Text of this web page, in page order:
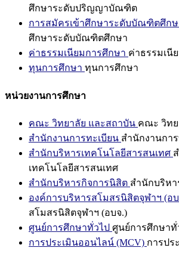
ศึกษาระดับปริญญาบัณฑิต
การสมัครเข้าศึกษาระดับบัณฑิตศึกษ
ศึกษาระดับบัณฑิตศึกษา
ค่าธรรมเนียมการศึกษา ค่าธรรมเนี
ทุนการศึกษา ทุนการศึกษา
หน่วยงานการศึกษา
คณะ วิทยาลัย และสถาบัน คณะ วิท
สำนักงานการทะเบียน สำนักงานกา
สำนักบริหารเทคโนโลยีสารสนเทศ
เทคโนโลยีสารสนเทศ
สำนักบริหารกิจการนิสิต สำนักบริห
องค์การบริหารสโมสรนิสิตจุฬาฯ (อ
สโมสรนิสิตจุฬาฯ (อบจ.)
ศูนย์การศึกษาทั่วไป ศูนย์การศึกษาทั่
การประเมินออนไลน์ (MCV) การปร